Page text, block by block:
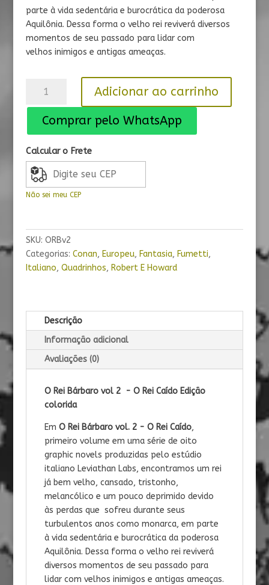
parte à vida sedentária e burocrática da poderosa
Aquilônia. Dessa forma o velho rei reviverá diversos
momentos de seu passado para lidar com
velhos inimigos e antigas ameaças.
quantidade
Adicionar ao carrinho
Comprar pelo WhatsApp
Calcular o Frete
Não sei meu CEP
SKU: ORBv2
Categorias: Conan, Europeu, Fantasia, Fumetti,
Italiano, Quadrinhos, Robert E Howard
Descrição
Informação adicional
Avaliações (0)
O Rei Bárbaro vol 2 - O Rei Caído Edição
colorida
Em O Rei Bárbaro vol. 2 - O Rei Caído,
primeiro volume em uma série de oito
graphic novels produzidas pelo estúdio
italiano Leviathan Labs, encontramos um rei
já bem velho, cansado, tristonho,
melancólico e um pouco deprimido devido
às perdas que sofreu durante seus
turbulentos anos como monarca, em parte
à vida sedentária e burocrática da poderosa
Aquilônia. Dessa forma o velho rei reviverá
diversos momentos de seu passado para
lidar com velhos inimigos e antigas ameaças.